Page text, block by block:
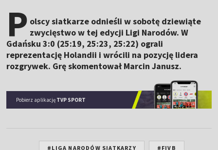
P olscy siatkarze odnieśli w sobotę dziewiąte
zwycięstwo w tej edycji Ligi Narodów. W
Gdańsku 3:0 (25:19, 25:23, 25:22) ograli
reprezentację Holandii i wrócili na pozycję lidera
rozgrywek. Grę skomentował Marcin Janusz.
Pobierz aplikację TVP SPORT
#LIGA NARODÓW SIATKARZY #FIVB